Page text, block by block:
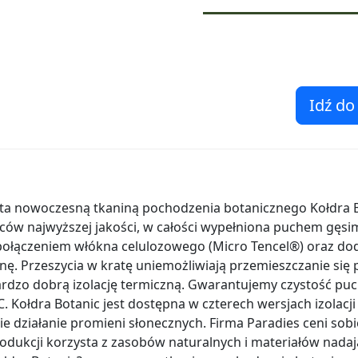
Idź
nowoczesną tkaniną pochodzenia botanicznego Kołdra
najwyższej jakości, w całości wypełniona puchem
włókna celulozowego (Micro Tencel®) oraz
Przeszycia w kratę uniemożliwiają przemieszczanie się
dobrą izolację termiczną. Gwarantujemy czystość
Kołdra Botanic jest dostępna w czterech wersjach
działanie promieni słonecznych. Firma Paradies ceni
korzysta z zasobów naturalnych i materiałów